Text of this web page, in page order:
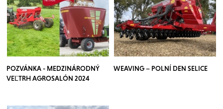
POZVÁNKA - MEDZINÁRODNÝ
VEĽTRH AGROSALÓN 2024
WEAVING – POLNÍ DEN SELICE